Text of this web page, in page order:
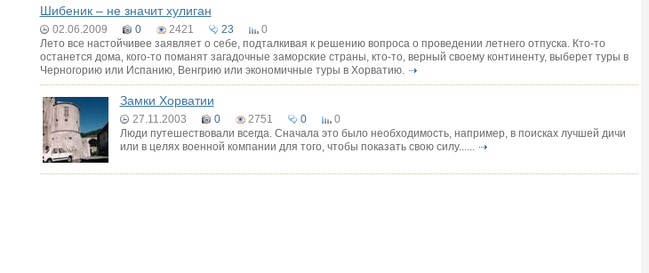
Шибеник – не значит хулиган
02.06.2009 0 2421 23
0
Лето все настойчивее заявляет о себе, подталкивая к решению вопроса о проведении летнего отпуска. Кто-то
останется дома, кого-то поманят загадочные заморские страны, кто-то, верный своему континенту, выберет туры в
Черногорию или Испанию, Венгрию или экономичные туры в Хорватию.
Замки Хорватии
27.11.2003 0 2751 0
0
Люди путешествовали всегда. Сначала это было необходимость, например, в поисках лучшей дичи
или в целях военной компании для того, чтобы показать свою силу......